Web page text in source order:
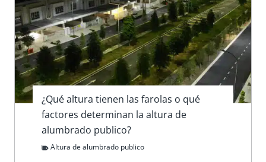
¿Qué altura tienen las farolas o qué
factores determinan la altura de
alumbrado publico?
Altura de alumbrado publico